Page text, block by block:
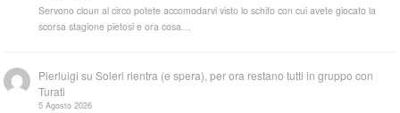
Servono cloun al circo potete accomodarvi visto lo schifo con cui avete giocato la
scorsa stagione pietosi e ora cosa…
Pierluigi suSoleri rientra (e spera), per ora restano tutti in gruppo con
Turati
5 Agosto 2026